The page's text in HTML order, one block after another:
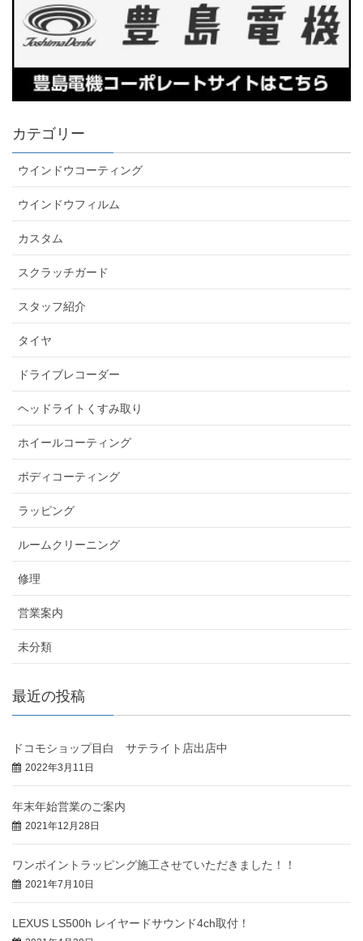
カテゴリー
ウインドウコーティング
ウインドウフィルム
カスタム
スクラッチガード
スタッフ紹介
タイヤ
ドライブレコーダー
ヘッドライトくすみ取り
ホイールコーティング
ボディコーティング
ラッピング
ルームクリーニング
修理
営業案内
未分類
最近の投稿
ドコモショップ目白 サテライト店出店中
2022年3月11日
年末年始営業のご案内
2021年12月28日
ワンポイントラッピング施工させていただきました！！
2021年7月10日
LEXUS LS500h レイヤードサウンド4ch取付！